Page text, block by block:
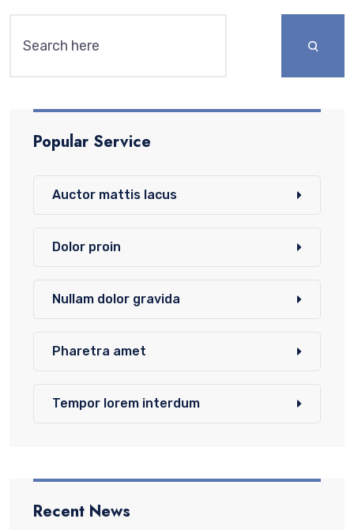
Popular Service
Auctor mattis lacus
Dolor proin
Nullam dolor gravida
Pharetra amet
Tempor lorem interdum
Recent News